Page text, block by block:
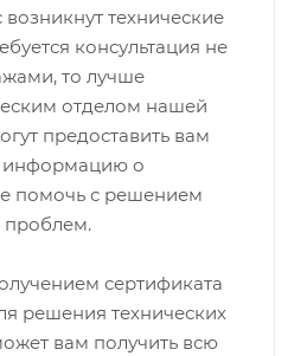
технические
консультация не
то лучше
отделом нашей
предоставить вам
информацию о
помочь с решением
сертификата
решения технических
вам получить всю